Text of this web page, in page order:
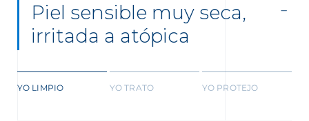
Piel sensible muy seca,
irritada a atópica
YO LIMPIO YO TRATO YO PROTEJO